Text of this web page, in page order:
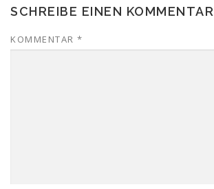
SCHREIBE EINEN KOMMENTAR
KOMMENTAR *